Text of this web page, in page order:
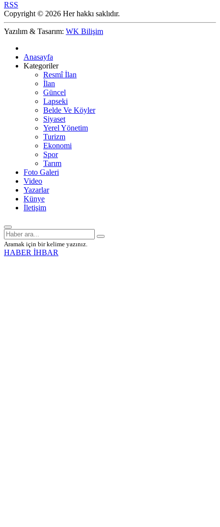
RSS
Copyright © 2026 Her hakkı saklıdır.
Yazılım & Tasarım: WK Bilişim
Anasayfa
Kategoriler
Resmî İlan
İlan
Güncel
Lapseki
Belde Ve Köyler
Siyaset
Yerel Yönetim
Turizm
Ekonomi
Spor
Tarım
Foto Galeri
Video
Yazarlar
Künye
İletişim
Aramak için bir kelime yazınız.
HABER İHBAR